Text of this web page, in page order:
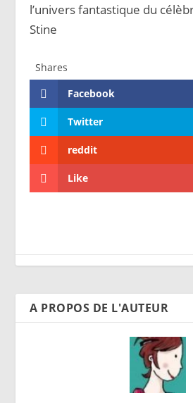
l’univers fantastique du
Stine
Shares
Facebook
Twitter
reddit
Like
A PROPOS DE L'AUTEUR